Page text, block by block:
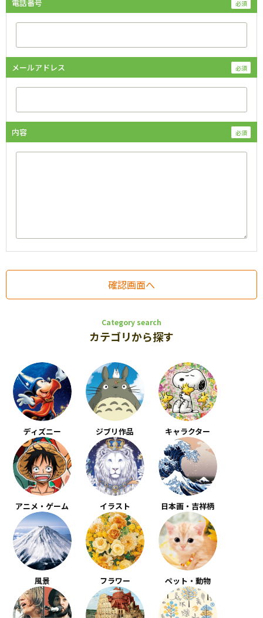
電話番号
メールアドレス
内容
Category search
カテゴリから探す
ディズニー ジブリ作品 キャラクター
アニメ・ゲーム イラスト 日本画・吉祥柄
風景 フラワー ペット・動物